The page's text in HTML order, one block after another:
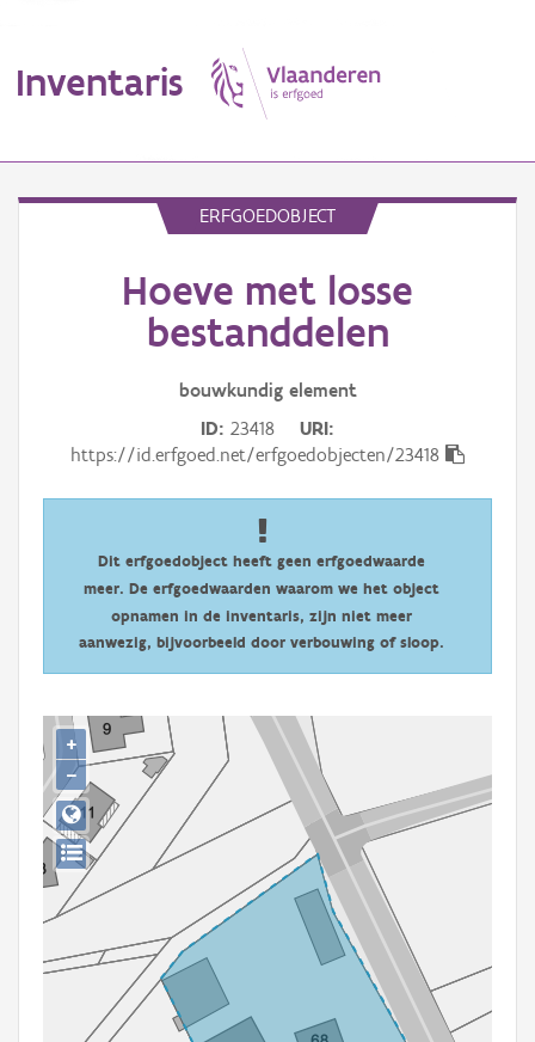
Inventaris
Aanduidingsobject
Gebeurtenis
Downloads
Hergebruik
ERFGOEDOBJECT
Hoeve met losse
bestanddelen
bouwkundig element
ID 23418
URI
https://id.erfgoed.net/erfgoedobjecten/23418
Dit erfgoedobject heeft geen erfgoedwaarde
meer. De erfgoedwaarden waarom we het object
opnamen in de inventaris, zijn niet meer
aanwezig, bijvoorbeeld door verbouwing of sloop.
+
−